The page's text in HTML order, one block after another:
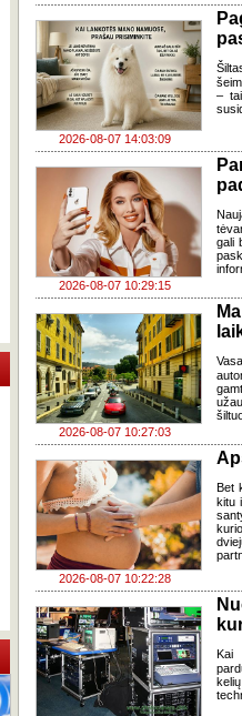
2026-08-07 14:03:09
–
2026-08-07 10:29:15
gali
2026-08-07 10:27:03
2026-08-07 10:22:28
Bet
kitu
Kai